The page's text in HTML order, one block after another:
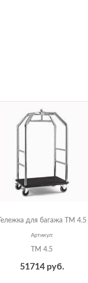
Тележка для багажа ТМ 4.5
Артикул:
ТМ 4.5
51714руб.